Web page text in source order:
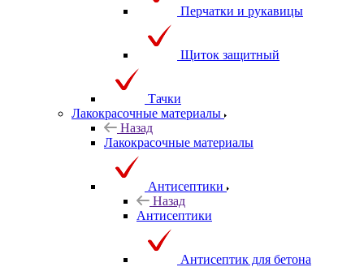
Перчатки и рукавицы
Щиток защитный
Тачки
Лакокрасочные материалы
Назад
Лакокрасочные материалы
Антисептики
Назад
Антисептики
Антисептик для бетона